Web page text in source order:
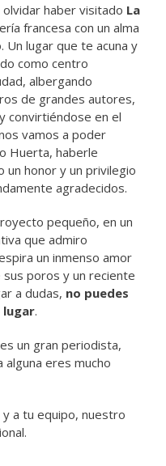
haber visitado La
francesa con un alma
Un lugar que te acuna y
como centro
albergando
de grandes autores,
convirtiéndose en el
vamos a poder
Huerta, haberle
un honor y un privilegio
agradecidos.
pequeño, en un
que admiro
un inmenso amor
poros y un reciente
a dudas, no puedes
lugar.
un gran periodista,
eres mucho
a tu equipo, nuestro